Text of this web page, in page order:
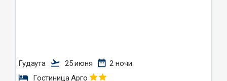
Гудаута flight_takeoff 25 июня date_range 2 ночи
hotel Гостиница Арго